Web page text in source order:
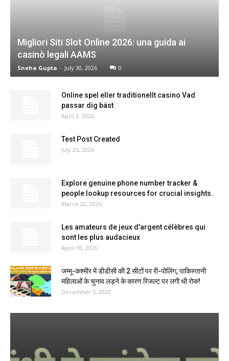
Migliori Siti Slot Online 2026: una guida ai
casinò legali AAMS
Sneha Gupta - July 30, 2026 0
Online spel eller traditionellt casino Vad
passar dig bäst
April 3, 2026
Test Post Created
July 26, 2026
Explore genuine phone number tracker &
people lookup resources for crucial insights.
March 22, 2026
Les amateurs de jeux d'argent célèbres qui
sont les plus audacieux
April 10, 2026
जम्मू-कश्मीर में डीडीसी की 2 सीटों पर री-पोलिंग; पाकिस्तानी
महिलाओं के चुनाव लड़ने के कारण रिजल्ट पर लगी थी रोक!
December 5, 2022